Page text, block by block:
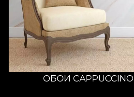
ОБОИ CAPPUCCINO